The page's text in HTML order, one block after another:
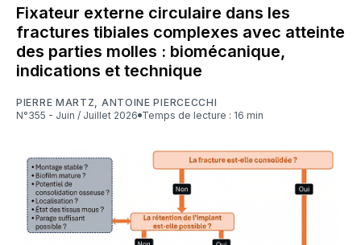
Fixateur externe circulaire dans les
fractures tibiales complexes avec atteinte
des parties molles : biomécanique,
indications et technique
PIERRE MARTZ
ANTOINE PIERCECCHI
N°355 - Juin / Juillet 2026
Temps de lecture : 16 min